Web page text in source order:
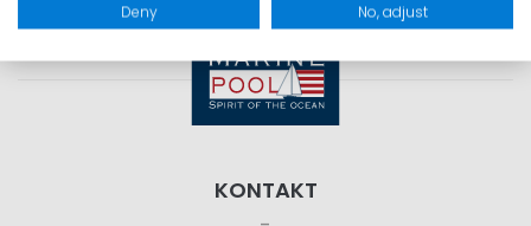
KONTAKT
Deny No, adjust